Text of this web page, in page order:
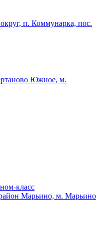
п. Коммунарка, пос.
Южное, м.
класс
Марьино, м. Марьино